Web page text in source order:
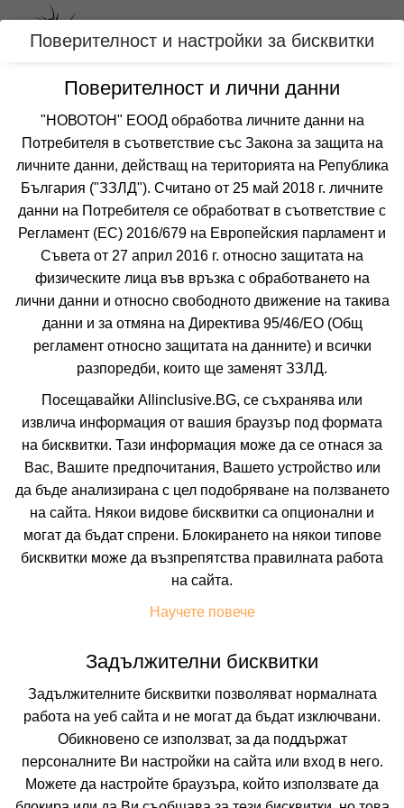
Вход
Категории
Оферти за СТАРОСЕЛ, БЪЛГАРИЯ
Още курорти Филтри
 Сортирай по:
Не изпускайте нито една оферта!
Искате да получавате първи най-новите и най-
добрите ни предложения и специални
отстъпки?
Абонирайте се за нашия бюлетин сега !
Абонирай ме
Поверителност и настройки за бисквитки
Поверителност и лични данни
"НОВОТОН" ЕООД обработва личните данни на
Потребителя в съответствие със Закона за защита на
личните данни, действащ на територията на Република
България ("ЗЗЛД"). Считано от 25 май 2018 г. личните
данни на Потребителя се обработват в съответствие с
Регламент (ЕС) 2016/679 на Европейския парламент и
Съвета от 27 април 2016 г. относно защитата на
физическите лица във връзка с обработването на
лични данни и относно свободното движение на такива
данни и за отмяна на Директива 95/46/EО (Общ
регламент относно защитата на данните) и всички
разпоредби, които ще заменят ЗЗЛД.
Посещавайки Allinclusive.BG, се съхранява или
извлича информация от вашия браузър под формата
на бисквитки. Тази информация може да се отнася за
Вас, Вашите предпочитания, Вашето устройство или
да бъде анализирана с цел подобряване на ползването
на сайта. Някои видове бисквитки са опционални и
могат да бъдат спрени. Блокирането на някои типове
бисквитки може да възпрепятства правилната работа
на сайта.
Научете повече
Задължителни бисквитки
Задължителните бисквитки позволяват нормалната
работа на уеб сайта и не могат да бъдат изключвани.
Обикновено се използват, за да поддържат
персоналните Ви настройки на сайта или вход в него.
Можете да настройте браузъра, който използвате да